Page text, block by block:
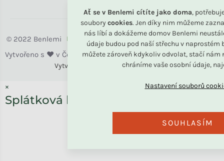
Ať se v Benlemi cítíte jako doma,
soubory cookies. Jen díky nim můžeme
nás líbí a dokážeme domov Benlemi
údaje budou pod naší střechu v naprostém
můžete zároveň kdykoliv odvolat, stačí nám
chráníme vaše osobní údaje,
SOUHLASÍM
Vytvořili Benlemi & Shoptet
Benlemi
×
Splátková kalkulačka ESSOX